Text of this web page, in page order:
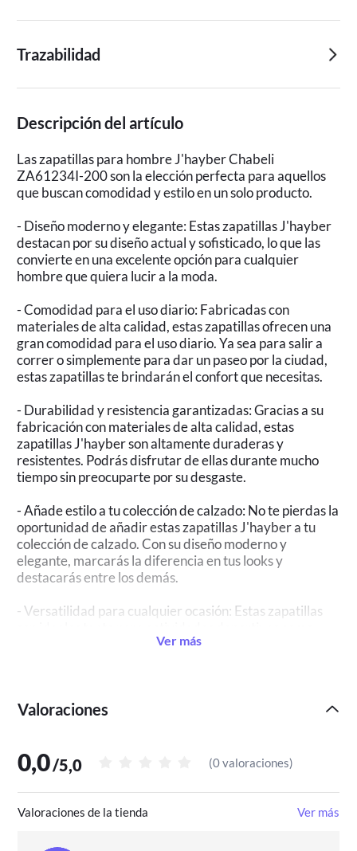
Trazabilidad
Descripción del artículo
Las zapatillas para hombre J'hayber Chabeli
ZA61234I-200 son la elección perfecta para aquellos
que buscan comodidad y estilo en un solo producto.
- Diseño moderno y elegante: Estas zapatillas J'hayber
destacan por su diseño actual y sofisticado, lo que las
convierte en una excelente opción para cualquier
hombre que quiera lucir a la moda.
- Comodidad para el uso diario: Fabricadas con
materiales de alta calidad, estas zapatillas ofrecen una
gran comodidad para el uso diario. Ya sea para salir a
correr o simplemente para dar un paseo por la ciudad,
estas zapatillas te brindarán el confort que necesitas.
- Durabilidad y resistencia garantizadas: Gracias a su
fabricación con materiales de alta calidad, estas
zapatillas J'hayber son altamente duraderas y
resistentes. Podrás disfrutar de ellas durante mucho
tiempo sin preocuparte por su desgaste.
- Añade estilo a tu colección de calzado: No te pierdas la
oportunidad de añadir estas zapatillas J'hayber a tu
colección de calzado. Con su diseño moderno y
elegante, marcarás la diferencia en tus looks y
destacarás entre los demás.
- Versatilidad para cualquier ocasión: Estas zapatillas
para uso casual. Podrás utilizarlas en diferentes
reconocida por la calidad de sus productos. Con estas
No pierdas la oportunidad de añadir estas zapatillas
J'hayber Chabeli ZA61234I-200 a tu colección de
calzado. Con su diseño moderno, comodidad y
hombre que busca estilo y confort en un solo producto.
Ver más
Valoraciones
0,0/5,0 (0 valoraciones)
Valoraciones de la tienda Ver más